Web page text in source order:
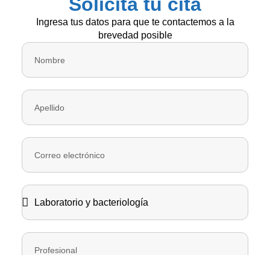
Ingresa tus datos para que te contactemos a la
brevedad posible